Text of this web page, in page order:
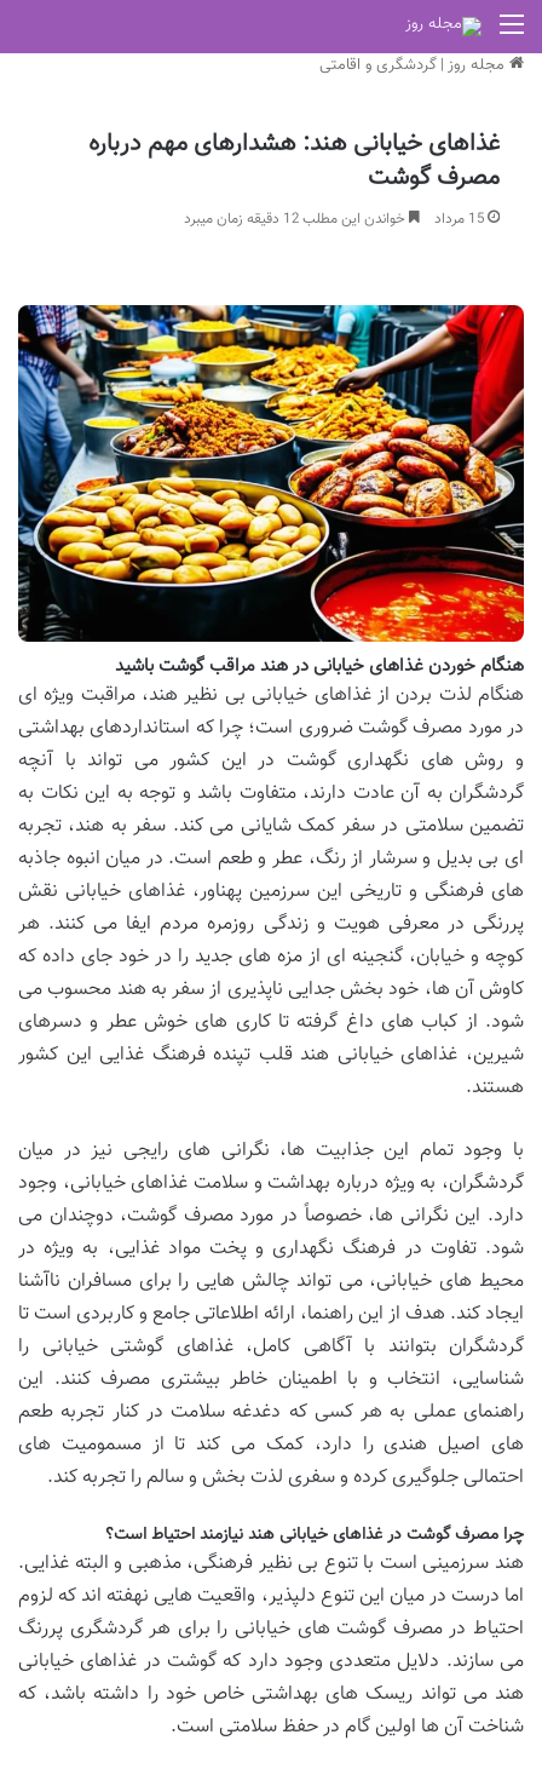
منو
مجله روز | گردشگری و اقامتی
غذاهای خیابانی هند: هشدارهای مهم درباره
مصرف گوشت
15 مرداد خواندن این مطلب 12 دقیقه زمان میبرد
هنگام خوردن غذاهای خیابانی در هند مراقب گوشت باشید
هنگام لذت بردن از غذاهای خیابانی بی نظیر هند، مراقبت ویژه ای
در مورد مصرف گوشت ضروری است؛ چرا که استانداردهای بهداشتی
و روش های نگهداری گوشت در این کشور می تواند با آنچه
گردشگران به آن عادت دارند، متفاوت باشد و توجه به این نکات به
تضمین سلامتی در سفر کمک شایانی می کند. سفر به هند، تجربه
ای بی بدیل و سرشار از رنگ، عطر و طعم است. در میان انبوه جاذبه
های فرهنگی و تاریخی این سرزمین پهناور، غذاهای خیابانی نقش
پررنگی در معرفی هویت و زندگی روزمره مردم ایفا می کنند. هر
کوچه و خیابان، گنجینه ای از مزه های جدید را در خود جای داده که
کاوش آن ها، خود بخش جدایی ناپذیری از سفر به هند محسوب می
شود. از کباب های داغ گرفته تا کاری های خوش عطر و دسرهای
شیرین، غذاهای خیابانی هند قلب تپنده فرهنگ غذایی این کشور
هستند.
با وجود تمام این جذابیت ها، نگرانی های رایجی نیز در میان
گردشگران، به ویژه درباره بهداشت و سلامت غذاهای خیابانی، وجود
دارد. این نگرانی ها، خصوصاً در مورد مصرف گوشت، دوچندان می
شود. تفاوت در فرهنگ نگهداری و پخت مواد غذایی، به ویژه در
محیط های خیابانی، می تواند چالش هایی را برای مسافران ناآشنا
ایجاد کند. هدف از این راهنما، ارائه اطلاعاتی جامع و کاربردی است تا
گردشگران بتوانند با آگاهی کامل، غذاهای گوشتی خیابانی را
شناسایی، انتخاب و با اطمینان خاطر بیشتری مصرف کنند. این
راهنمای عملی به هر کسی که دغدغه سلامت در کنار تجربه طعم
های اصیل هندی را دارد، کمک می کند تا از مسمومیت های
احتمالی جلوگیری کرده و سفری لذت بخش و سالم را تجربه کند.
چرا مصرف گوشت در غذاهای خیابانی هند نیازمند احتیاط است؟
هند سرزمینی است با تنوع بی نظیر فرهنگی، مذهبی و البته غذایی.
اما درست در میان این تنوع دلپذیر، واقعیت هایی نهفته اند که لزوم
احتیاط در مصرف گوشت های خیابانی را برای هر گردشگری پررنگ
می سازند. دلایل متعددی وجود دارد که گوشت در غذاهای خیابانی
هند می تواند ریسک های بهداشتی خاص خود را داشته باشد، که
شناخت آن ها اولین گام در حفظ سلامتی است.